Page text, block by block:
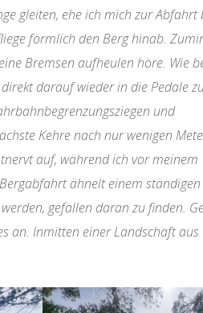
gleiten, ehe ich mich zur Abfahrt
förmlich den Berg hinab.
Bremsen aufheulen höre. Wie
darauf wieder in die Pedale
und
Kehre nach nur wenigen
auf, während ich vor meinem
ähnelt einem
gefallen daran zu finden.
an. Inmitten einer Landschaft aus